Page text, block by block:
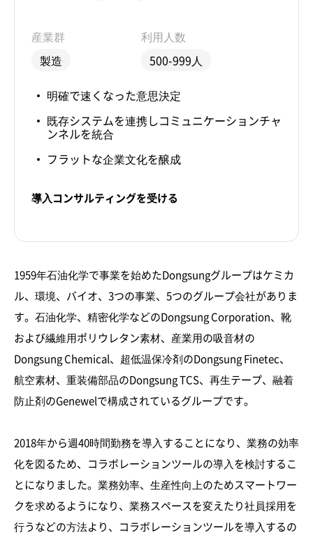
産業群
製造
利用人数
500-999人
明確で速くなった意思決定
既存システムを連携しコミュニケーションチャ
ンネルを統合
フラットな企業文化を醸成
導入コンサルティングを受ける
1959年石油化学で事業を始めたDongsungグループはケミカ
ル、環境、バイオ、3つの事業、5つのグループ会社がありま
す。石油化学、精密化学などのDongsung Corporation、靴
および繊維用ポリウレタン素材、産業用の吸音材の
Dongsung Chemical、超低温保冷剤のDongsung Finetec、
航空素材、重装備部品のDongsung TCS、再生テープ、融着
防止剤のGenewelで構成されているグループです。
2018年から週40時間勤務を導入することになり、業務の効率
化を図るため、コラボレーションツールの導入を検討するこ
とになりました。業務効率、生産性向上のためスマートワー
クを求めるようになり、業務スペースを変えたり社員採用を
行うなどの方法より、コラボレーションツールを導入するの